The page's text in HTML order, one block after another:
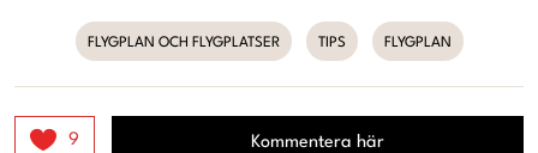
FLYGPLAN OCH FLYGPLATSER TIPS FLYGPLAN
9 Kommentera här